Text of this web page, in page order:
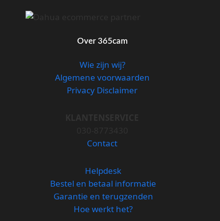
Over 365cam
Wie zijn wij?
Algemene voorwaarden
Privacy Disclaimer
Contact
Helpdesk
Bestel en betaal informatie
Garantie en terugzenden
Hoe werkt het?